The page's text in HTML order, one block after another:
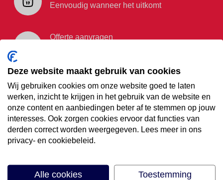
Eenvoudig wanneer het uitkomt
Offerte aanvragen
€35,- korting op je
volgende vakantie
Meld je aan voor onze nieuwsbrief
Deze website maakt gebruik van cookies
Wij gebruiken cookies om onze website goed te laten
werken, inzicht te krijgen in het gebruik van de website en
onze content en aanbiedingen beter af te stemmen op jouw
interesses. Ook zorgen cookies ervoor dat functies van
derden correct worden weergegeven. Lees meer in ons
privacy- en cookiebeleid.
Alle cookies
Toestemming